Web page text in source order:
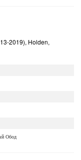
2019), Holden,
Обод